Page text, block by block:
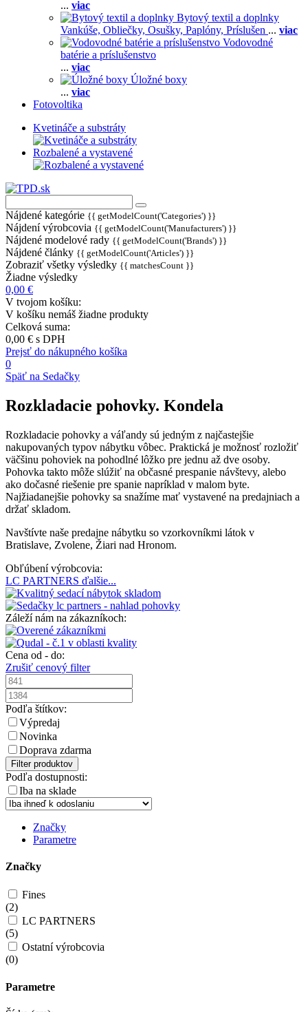
... viac
Bytový textil a doplnky
Vankúše, Obliečky, Osušky, Paplóny, Príslušen ... viac
Vodovodné
batérie a príslušenstvo
... viac
Úložné boxy
... viac
Fotovoltika
Kvetináče a substráty
Rozbalené a vystavené
Nájdené kategórie {{ getModelCount('Categories') }}
Nájdení výrobcovia {{ getModelCount('Manufacturers') }}
Nájdené modelové rady {{ getModelCount('Brands') }}
Nájdené články {{ getModelCount('Articles') }}
Zobraziť všetky výsledky {{ matchesCount }}
Žiadne výsledky
0,00 €
V tvojom košíku:
V košíku nemáš žiadne produkty
Celková suma:
0,00 € s DPH
Prejsť do nákupného košíka
0
Späť na Sedačky
Rozkladacie pohovky. Kondela
Rozkladacie pohovky a váľandy sú jedným z najčastejšie
nakupovaných typov nábytku vôbec. Praktická je možnosť rozložiť
väčšinu pohoviek na pohodlné lôžko pre jednu až dve osoby.
Pohovka takto môže slúžiť na občasné prespanie návštevy, alebo
ako dočasné riešenie pre spanie napríklad v malom byte.
Najžiadanejšie pohovky sa snažíme mať vystavené na predajniach a
držať skladom.
Navštívte naše predajne nábytku so vzorkovníkmi látok v
Bratislave, Zvolene, Žiari nad Hronom.
Obľúbení výrobcovia:
LC PARTNERS ďalšie...
Záleží nám na zákazníkoch:
Cena od - do:
Zrušiť cenový filter
Podľa štítkov:
Výpredaj
Novinka
Doprava zdarma
Filter produktov
Podľa dostupnosti:
Iba na sklade
Značky
Parametre
Značky
Fines
(2)
LC PARTNERS
(5)
Ostatní výrobcovia
(0)
Parametre